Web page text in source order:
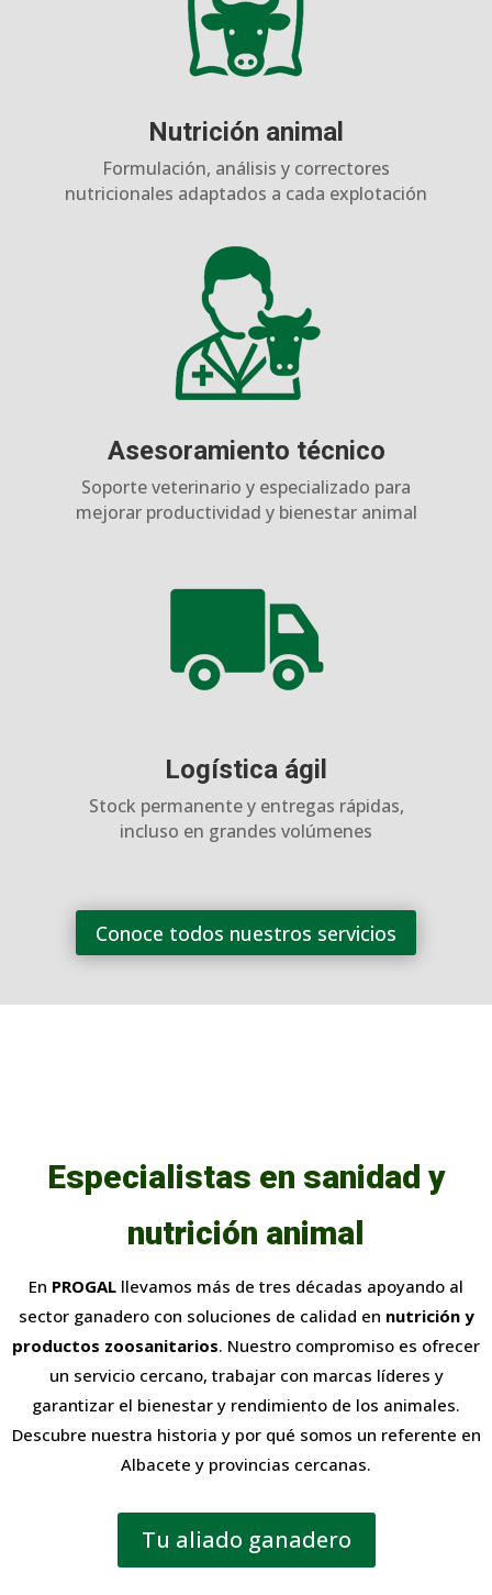
Nutrición animal
Formulación, análisis y correctores
nutricionales adaptados a cada explotación
Asesoramiento técnico
Soporte veterinario y especializado para
mejorar productividad y bienestar animal
Logística ágil
Stock permanente y entregas rápidas,
incluso en grandes volúmenes
Conoce todos nuestros servicios
Especialistas en sanidad y
nutrición animal
En PROGAL llevamos más de tres décadas apoyando al
sector ganadero con soluciones de calidad en nutrición y
productos zoosanitarios. Nuestro compromiso es ofrecer
un servicio cercano, trabajar con marcas líderes y
garantizar el bienestar y rendimiento de los animales.
Descubre nuestra historia y por qué somos un referente en
Albacete y provincias cercanas.
Tu aliado ganadero